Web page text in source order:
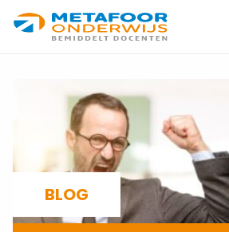
Metafoor
Onderwijs
BLOG